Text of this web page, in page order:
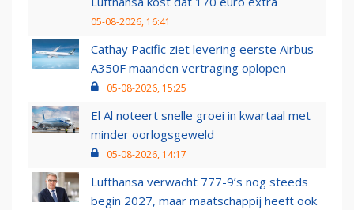
05-08-2026, 16:41
Cathay Pacific ziet levering eerste Airbus
A350F maanden vertraging oplopen
05-08-2026, 15:25
El Al noteert snelle groei in kwartaal met
minder oorlogsgeweld
05-08-2026, 14:17
Lufthansa verwacht 777-9’s nog steeds
begin 2027, maar maatschappij heeft ook